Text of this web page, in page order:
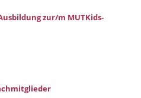
zur/m MUTKids-